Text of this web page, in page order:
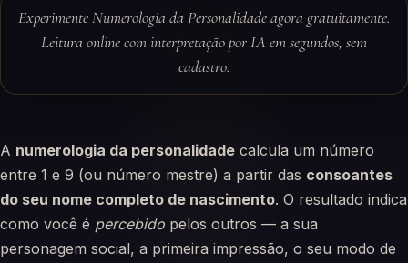
Experimente Numerologia da Personalidade agora gratuitamente.
Leitura online com interpretação por IA em segundos, sem
cadastro.
A numerologia da personalidade calcula um número
entre 1 e 9 (ou número mestre) a partir das consoantes
do seu nome completo de nascimento. O resultado indica
como você é percebido pelos outros — a sua
personagem social, a primeira impressão, o seu modo de